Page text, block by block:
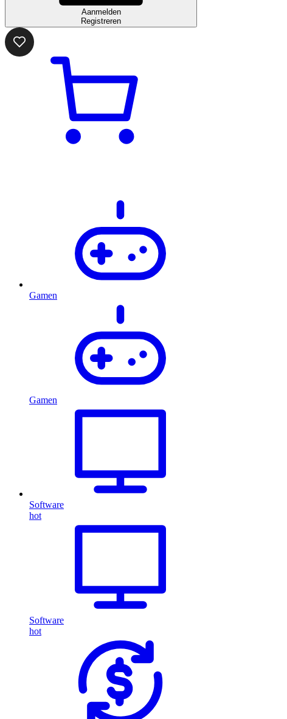
Aanmelden
Registreren
Gamen
Gamen
Software
hot
Software
hot